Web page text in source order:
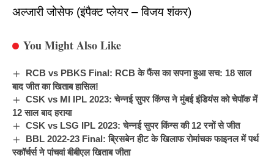
अल्जारी जोसेफ (इंपैक्ट प्लेयर – विजय शंकर)
You Might Also Like
RCB vs PBKS Final: RCB के फैंस का सपना हुआ सच: 18 साल
बाद जीत का खिताब हासिल!
CSK vs MI IPL 2023: चेन्नई सुपर किंग्स ने मुंबई इंडियंस को चेपॉक में
12 साल बाद हराया
CSK vs LSG IPL 2023: चेन्नई सुपर किंग्स की 12 रनों से जीत
BBL 2022-23 Final: ब्रिसबेन हीट के खिलाफ रोमांचक फाइनल में पर्थ
स्कॉर्चर्स ने पांचवां बीबीएल खिताब जीता